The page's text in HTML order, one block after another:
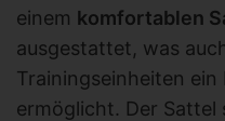
einem komfortablen
ausgestattet, was
Trainingseinheiten ein
ermöglicht. Der Sattel